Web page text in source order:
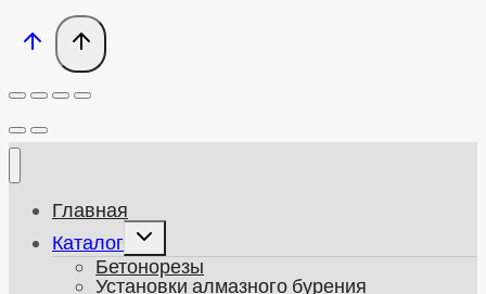
Главная
Каталог
Развернуть
дочернее
меню
Бетонорезы
Установки алмазного бурения